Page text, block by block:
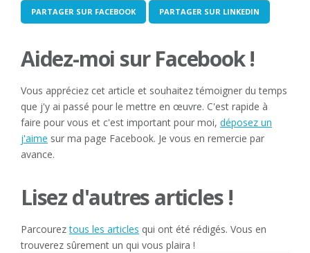
PARTAGER SUR FACEBOOK PARTAGER SUR LINKEDIN
Aidez-moi sur Facebook !
Vous appréciez cet article et souhaitez témoigner du temps
que j'y ai passé pour le mettre en œuvre. C'est rapide à
faire pour vous et c'est important pour moi, déposez un
j'aime sur ma page Facebook. Je vous en remercie par
avance.
Lisez d'autres articles !
Parcoureztous les articles qui ont été rédigés. Vous en
trouverez sûrement un qui vous plaira !